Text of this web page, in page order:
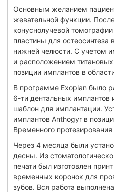
Основным желанием
жевательной функции.
конуснолучевой
пластины для остеосинтеза
нижней челюсти. С учетом
и расположением
позиции имплантов в
В программе Exoplan было
6-ти дентальных имплантов
шаблон для имплантации.
имплантов Anthogyr в
Временного
Через 4 месяца были
десны. Из
печати был изготовлен
временных коронок для
зубов. Вся работа